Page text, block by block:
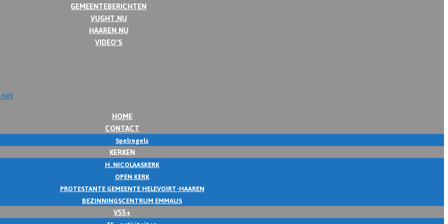
GEMEENTEBERICHTEN
VUGHT.NU
HAAREN.NU
VIDEO’S
HOME
CONTACT
Spelregels
KERKEN
H. NICOLAASKERK
OPEN KERK
PROTESTANTE GEMEENTE HELEVOIRT-HAAREN
BEZINNINGSCENTRUM EMMAUS
V55+